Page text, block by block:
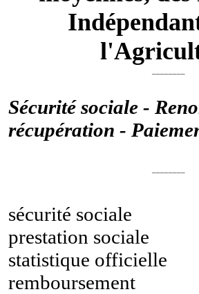
Sécurité sociale -
récupération -
sécurité sociale
prestation sociale
statistique officielle
remboursement